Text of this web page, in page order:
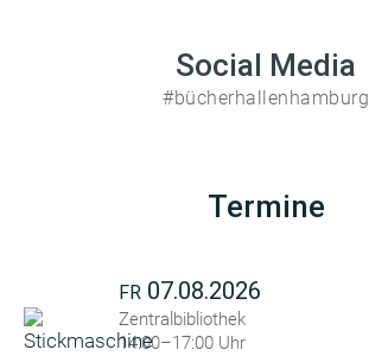
Social Media
#bücherhallenhamburg
Termine
FR 07.08.2026
Zentralbibliothek
14:00–17:00 Uhr